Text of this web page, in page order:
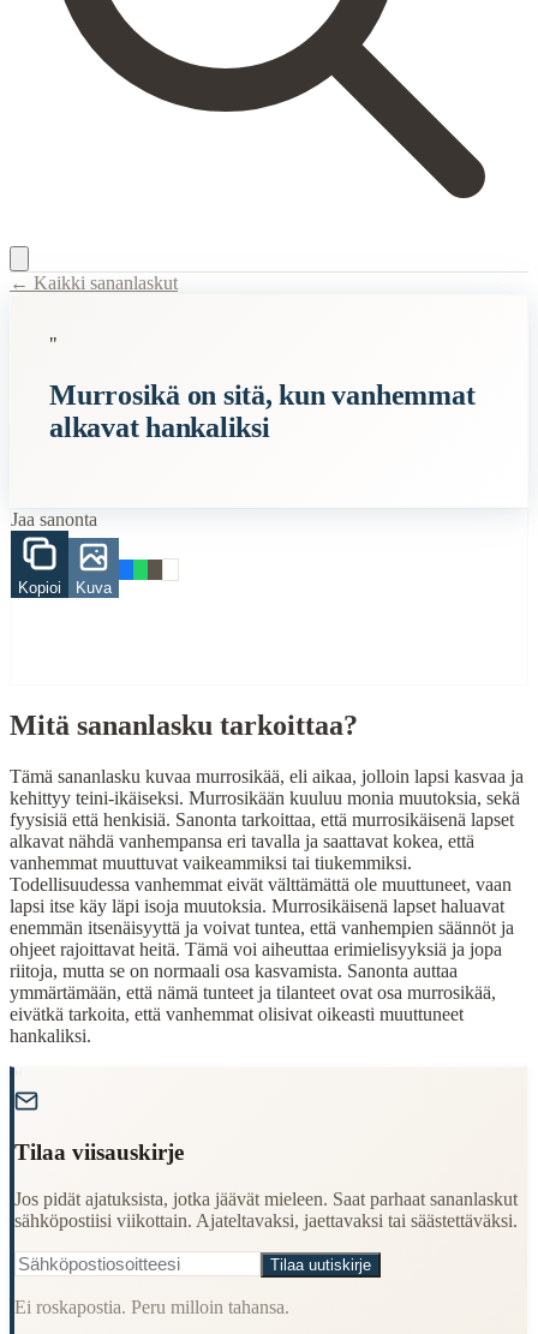
Description:Tämä sananlasku kuvaa murrosikää, eli aikaa, jolloin
Semantic Themes
Related Topics
vanhempi
Understanding Finnish cultural wisdom
Learning Finnish language through proverbs
Cultural Context
Language:Finnish (suomi)
Origin:Finland
Period:Traditional folk wisdom
← Kaikki sananlaskut
"
Murrosikä on sitä, kun vanhemmat
alkavat hankaliksi
Jaa sanonta
Kopioi Kuva
Mitä sananlasku tarkoittaa?
Tämä sananlasku kuvaa murrosikää, eli aikaa, jolloin lapsi kasvaa ja
kehittyy teini-ikäiseksi. Murrosikään kuuluu monia muutoksia, sekä
fyysisiä että henkisiä. Sanonta tarkoittaa, että murrosikäisenä lapset
alkavat nähdä vanhempansa eri tavalla ja saattavat kokea, että
vanhemmat muuttuvat vaikeammiksi tai tiukemmiksi.
Todellisuudessa vanhemmat eivät välttämättä ole muuttuneet, vaan
lapsi itse käy läpi isoja muutoksia. Murrosikäisenä lapset haluavat
enemmän itsenäisyyttä ja voivat tuntea, että vanhempien säännöt ja
ohjeet rajoittavat heitä. Tämä voi aiheuttaa erimielisyyksiä ja jopa
riitoja, mutta se on normaali osa kasvamista. Sanonta auttaa
ymmärtämään, että nämä tunteet ja tilanteet ovat osa murrosikää,
eivätkä tarkoita, että vanhemmat olisivat oikeasti muuttuneet
hankaliksi.
Tilaa viisauskirje
Jos pidät ajatuksista, jotka jäävät mieleen. Saat parhaat sananlaskut
sähköpostiisi viikottain. Ajateltavaksi, jaettavaksi tai säästettäväksi.
Tilaa uutiskirje
Ei roskapostia. Peru milloin tahansa.